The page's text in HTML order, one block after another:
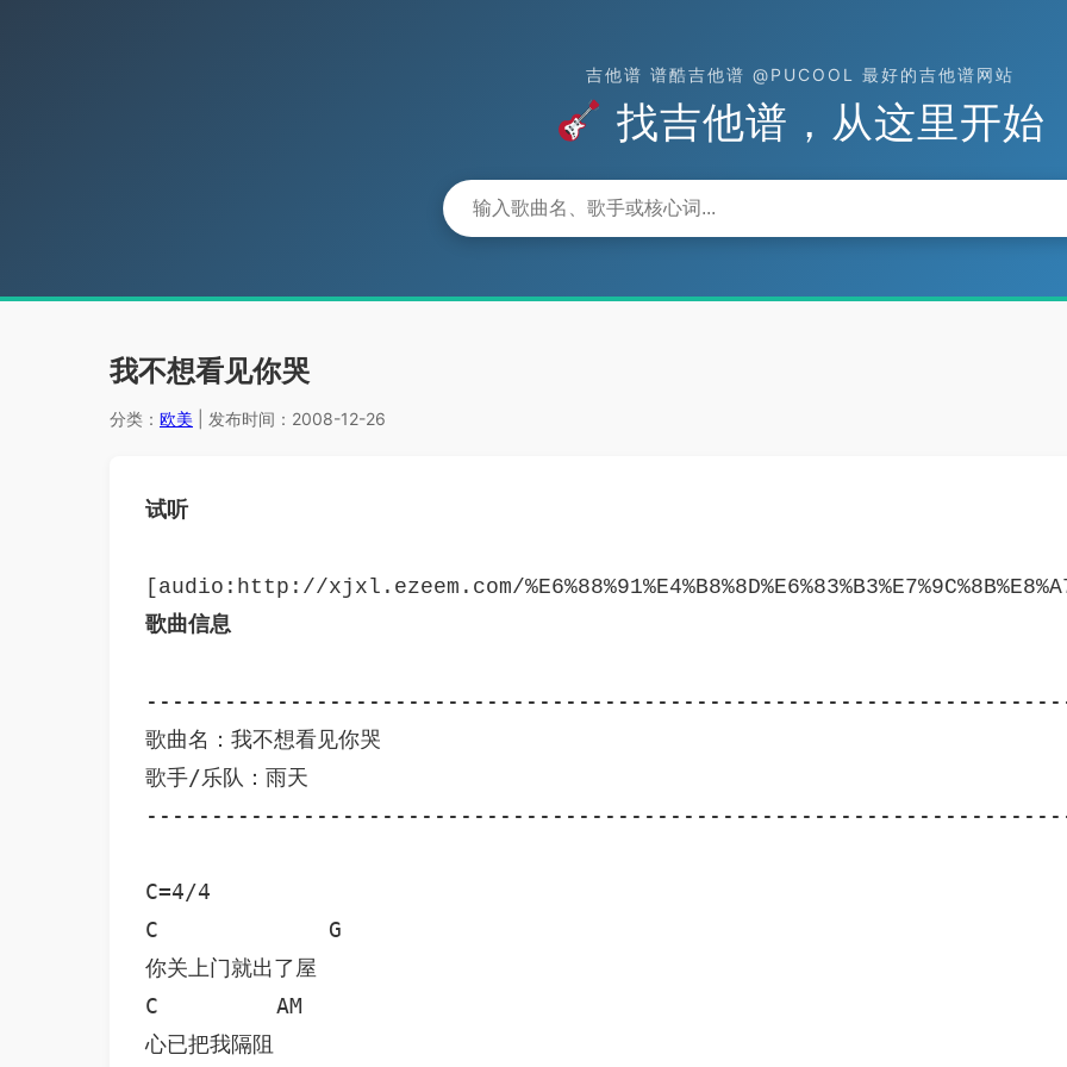
吉他谱 谱酷吉他谱 @PUCOOL 最好的吉他谱网站
找吉他谱，从这里开始
我不想看见你哭
分类： 欧美 | 发布时间：2008-12-26
试听
歌曲信息
歌曲名：我不想看见你哭
歌手/乐队：雨天
C=4/4
C             G
你关上门就出了屋
C         AM
心已把我隔阻